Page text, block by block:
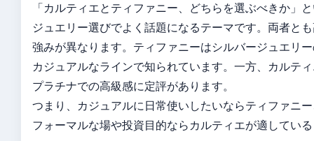
「カルティエとティファニー、どちらを選ぶべきか」
ジュエリー選びでよく話題になるテーマです。両者と
強みが異なります。ティファニーはシルバージュエリ
カジュアルなラインで知られています。一方、カルテ
プラチナでの高級感に定評があります。
つまり、カジュアルに日常使いしたいならティファニ
フォーマルな場や投資目的ならカルティエが適してい